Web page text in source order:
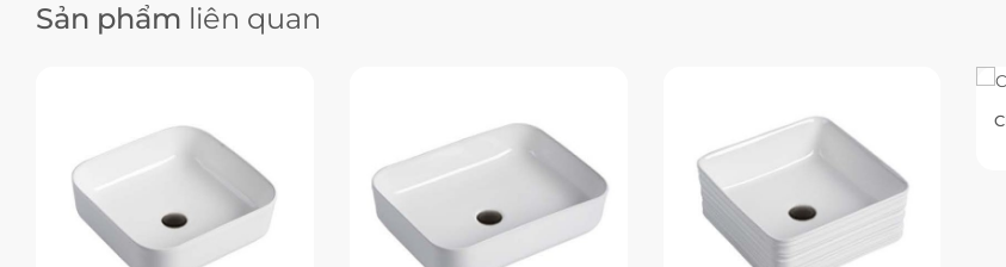
Sản phẩm liên quan